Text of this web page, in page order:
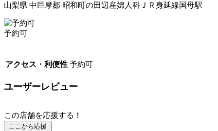
山梨県 中巨摩郡 昭和町の田辺産婦人科ＪＲ身延線国母駅
予約可
アクセス・利便性 予約可
ユーザーレビュー
この店舗を応援する！
ここから応援